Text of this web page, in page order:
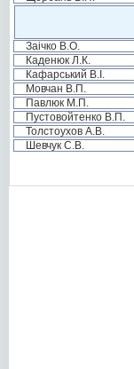
Заічко В.О.
Каденюк Л.К.
Кафарський В.І.
Мовчан В.П.
Павлюк М.П.
Пустовойтенко В.П.
Толстоухов А.В.
Шевчук С.В.